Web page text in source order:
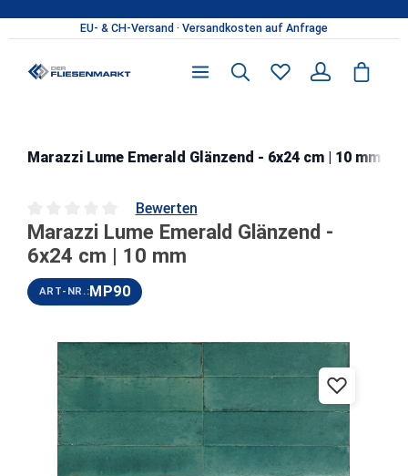
Zum Hauptinhalt springen
Marazzi Lume Emerald Glänzend - 6x24 cm | 10 mm
Durchschnittliche Bewertung von 0 von 5 Sternen
Bewerten
Marazzi Lume Emerald Glänzend -
6x24 cm | 10 mm
ART-NR.: MP90
Bildergalerie überspringen